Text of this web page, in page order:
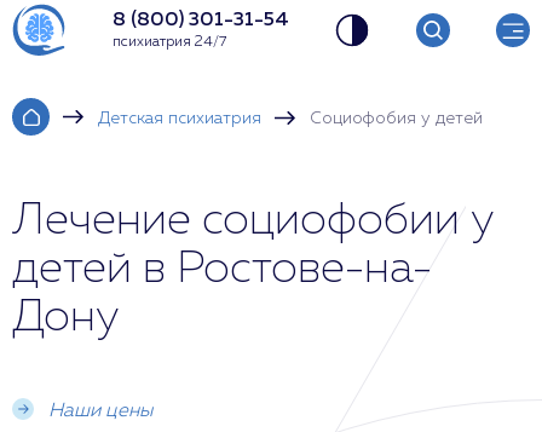
8 (800) 301-31-54
психиатрия 24/7
Детская психиатрия Социофобия у детей
Лечение социофобии у
детей в Ростове-на-
Дону
Наши цены